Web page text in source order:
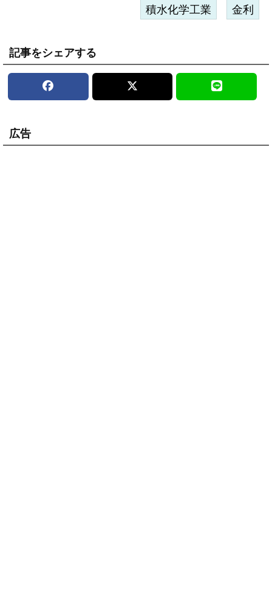
積水化学工業 金利
記事をシェアする
広告